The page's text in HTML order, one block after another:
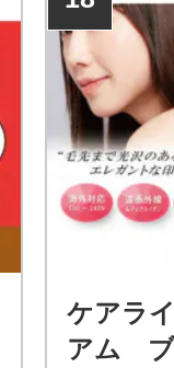
ケアラ
アム ブ